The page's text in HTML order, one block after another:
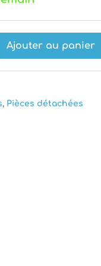
Ajouter au panier
, Pièces détachées